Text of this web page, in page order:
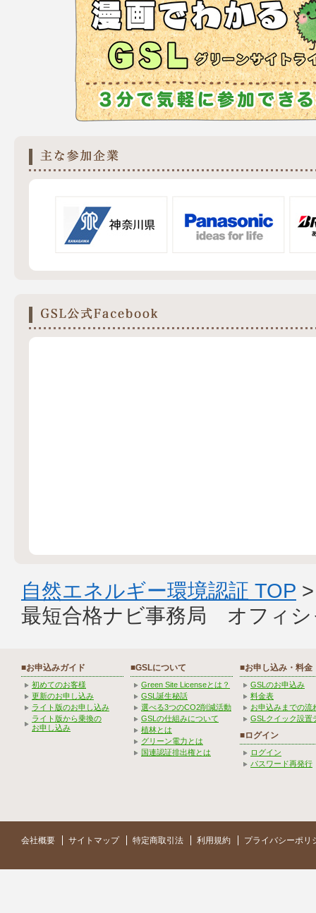
自然エネルギー環境認証 TOP
最短合格ナビ事務局 オフィシ
■お申込みガイド
初めてのお客様
更新のお申し込み
ライト版のお申し込み
ライト版から乗換の
お申し込み
■GSLについて
Green Site Licenseとは？
GSL誕生秘話
選べる3つのCO2削減活動
GSLの仕組みについて
植林とは
グリーン電力とは
国連認証排出権とは
■お申し込み・料金
GSLのお申込み
料金表
お申込みまでの流
GSLクイック設置
■ログイン
ログイン
パスワード再発行
会社概要 サイトマップ 特定商取引法 利用規約 プライバシーポリ